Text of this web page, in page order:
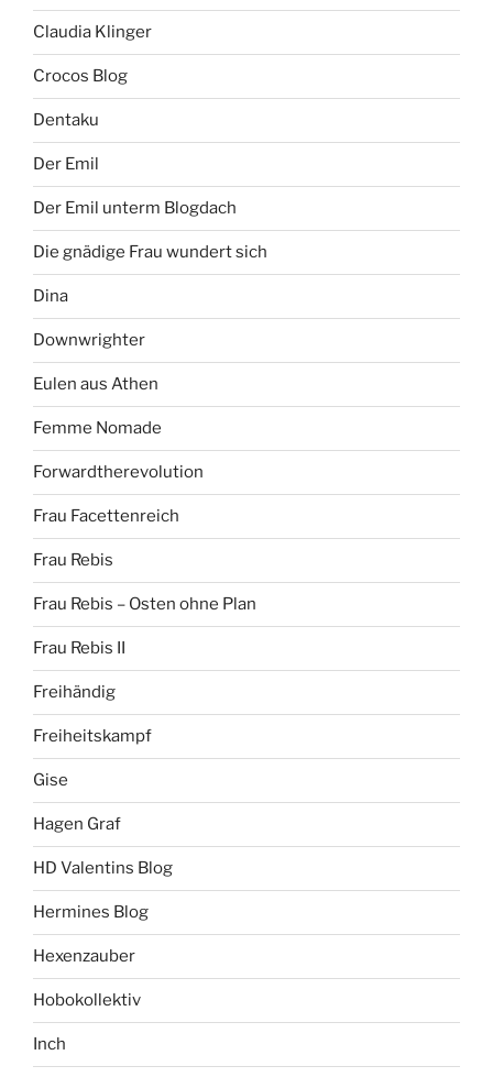
Claudia Klinger
Crocos Blog
Dentaku
Der Emil
Der Emil unterm Blogdach
Die gnädige Frau wundert sich
Dina
Downwrighter
Eulen aus Athen
Femme Nomade
Forwardtherevolution
Frau Facettenreich
Frau Rebis
Frau Rebis – Osten ohne Plan
Frau Rebis II
Freihändig
Freiheitskampf
Gise
Hagen Graf
HD Valentins Blog
Hermines Blog
Hexenzauber
Hobokollektiv
Inch